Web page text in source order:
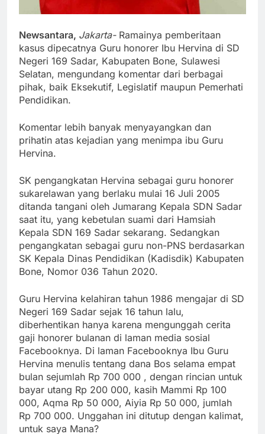
Newsantara, Jakarta- Ramainya pemberitaan
kasus dipecatnya Guru honorer Ibu Hervina di SD
Negeri 169 Sadar, Kabupaten Bone, Sulawesi
Selatan, mengundang komentar dari berbagai
pihak, baik Eksekutif, Legislatif maupun Pemerhati
Pendidikan.
Komentar lebih banyak menyayangkan dan
prihatin atas kejadian yang menimpa ibu Guru
Hervina.
SK pengangkatan Hervina sebagai guru honorer
sukarelawan yang berlaku mulai 16 Juli 2005
ditanda tangani oleh Jumarang Kepala SDN Sadar
saat itu, yang kebetulan suami dari Hamsiah
Kepala SDN 169 Sadar sekarang. Sedangkan
pengangkatan sebagai guru non-PNS berdasarkan
SK Kepala Dinas Pendidikan (Kadisdik) Kabupaten
Bone, Nomor 036 Tahun 2020.
Guru Hervina kelahiran tahun 1986 mengajar di SD
Negeri 169 Sadar sejak 16 tahun lalu,
diberhentikan hanya karena mengunggah cerita
gaji honorer bulanan di laman media sosial
Facebooknya. Di laman Facebooknya Ibu Guru
Hervina menulis tentang dana Bos selama empat
bulan sejumlah Rp 700 000 , dengan rincian untuk
bayar utang Rp 200 000, kasih Mammi Rp 100
000, Aqma Rp 50 000, Aiyia Rp 50 000, jumlah
Rp 700 000. Unggahan ini ditutup dengan kalimat,
untuk saya Mana?